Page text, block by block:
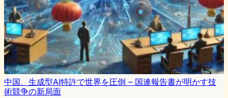
中国、生成型AI特許で世界を圧倒 – 国連報告書が明かす技
術競争の新局面